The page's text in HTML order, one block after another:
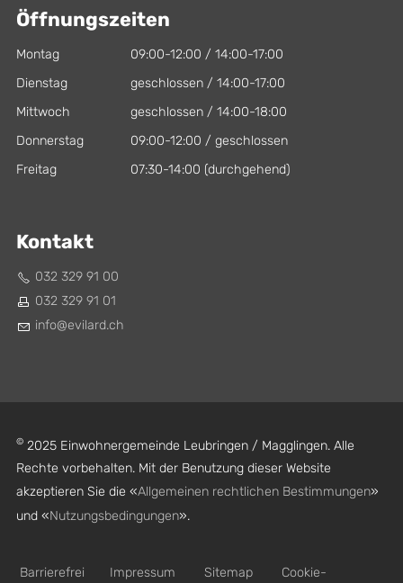
Öffnungszeiten
Montag
09:00-12:00 / 14:00-17:00
Dienstag
geschlossen / 14:00-17:00
Mittwoch
geschlossen / 14:00-18:00
Donnerstag
09:00-12:00 / geschlossen
Freitag
07:30-14:00 (durchgehend)
Kontakt
032 329 91 00
032 329 91 01
nf
v l rd ch
© 2025 Einwohnergemeinde Leubringen / Magglingen. Alle
Rechte vorbehalten. Mit der Benutzung dieser Website
akzeptieren Sie die «Allgemeinen rechtlichen Bestimmungen»
und «Nutzungsbedingungen».
Barrierefrei Impressum Sitemap Cookie-